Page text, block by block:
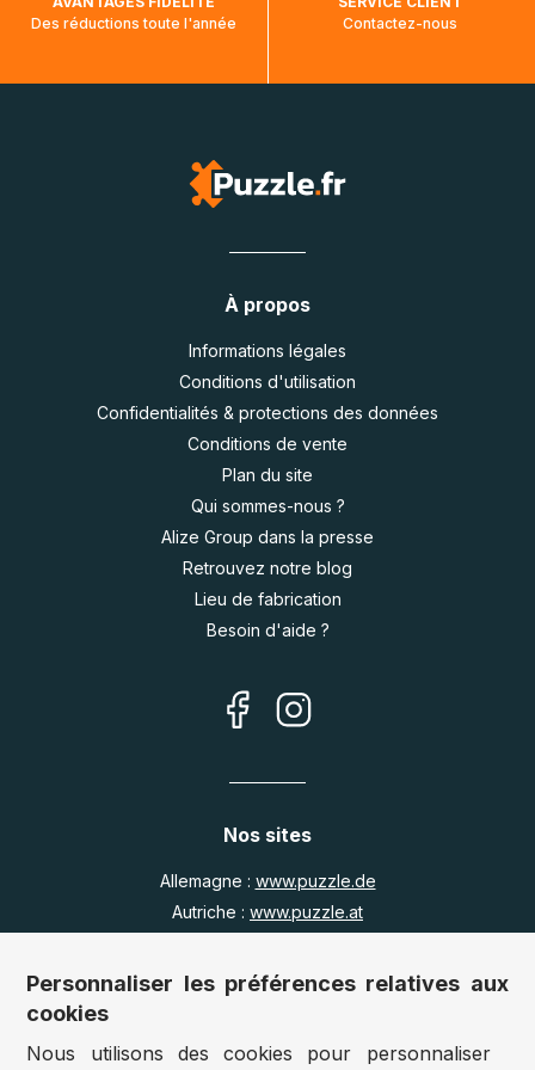
Des réductions toute l'année
Contactez-nous
À propos
Informations légales
Conditions d'utilisation
Confidentialités & protections des données
Conditions de vente
Plan du site
Qui sommes-nous ?
Alize Group dans la presse
Retrouvez notre blog
Lieu de fabrication
Besoin d'aide ?
Nos sites
Allemagne : www.puzzle.de
Autriche : www.puzzle.at
Royaume Uni :
www.jigsawpuzzle.co.uk
Accès revendeurs / détaillants
Personnaliser les préférences relatives aux
cookies
Nous utilisons des cookies pour personnaliser